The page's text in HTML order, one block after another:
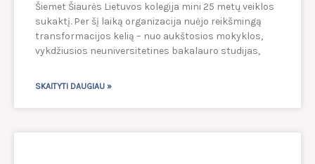
Šiemet Šiaurės Lietuvos kolegija mini 25 metų veiklos
sukaktį. Per šį laiką organizacija nuėjo reikšmingą
transformacijos kelią – nuo aukštosios mokyklos,
vykdžiusios neuniversitetines bakalauro studijas,
SKAITYTI DAUGIAU »